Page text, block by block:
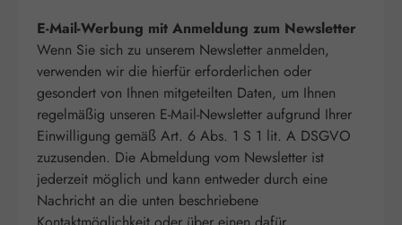
E-Mail-Werbung mit Anmeldung zum Newsletter
Wenn Sie sich zu unserem Newsletter anmelden,
verwenden wir die hierfür erforderlichen oder
gesondert von Ihnen mitgeteilten Daten, um Ihnen
regelmäßig unseren E-Mail-Newsletter aufgrund Ihrer
Einwilligung gemäß Art. 6 Abs. 1 S 1 lit. A DSGVO
zuzusenden. Die Abmeldung vom Newsletter ist
jederzeit möglich und kann entweder durch eine
Nachricht an die unten beschriebene